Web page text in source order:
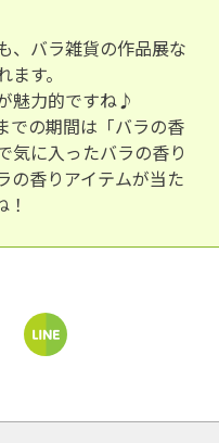
、バラ雑貨の作品展な
す。
魅力的ですね♪
での期間は「バラの香
気に入ったバラの香り
の香りアイテムが当た